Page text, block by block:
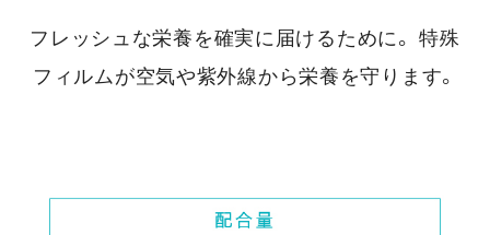
フレッシュな栄養を確実に届けるために。 特殊
フィルムが空気や紫外線から栄養を守ります。